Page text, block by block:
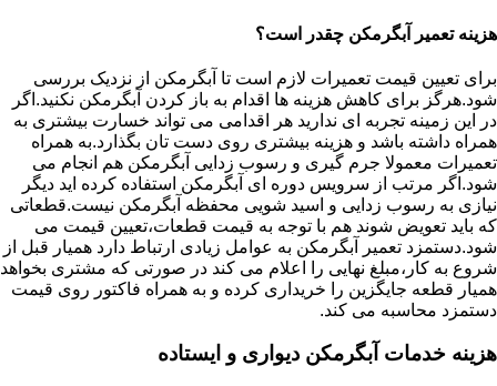
هزینه تعمیر آبگرمکن چقدر است؟
برای تعیین قیمت تعمیرات لازم است تا آبگرمکن از نزدیک بررسی
شود.هرگز برای کاهش هزینه ها اقدام به باز کردن آبگرمکن نکنید.اگر
در این زمینه تجربه ای ندارید هر اقدامی می تواند خسارت بیشتری به
همراه داشته باشد و هزینه بیشتری روی دست تان بگذارد.به همراه
تعمیرات معمولا جرم گیری و رسوب زدایی آبگرمکن هم انجام می
شود.اگر مرتب از سرویس دوره ای آبگرمکن استفاده کرده اید دیگر
نیازی به رسوب زدایی و اسید شویی محفظه آبگرمکن نیست.قطعاتی
که باید تعویض شوند هم با توجه به قیمت قطعات،تعیین قیمت می
شود.دستمزد تعمیر آبگرمکن به عوامل زیادی ارتباط دارد همیار قبل از
شروع به کار،مبلغ نهایی را اعلام می کند در صورتی که مشتری بخواهد
همیار قطعه جایگزین را خریداری کرده و به همراه فاکتور روی قیمت
دستمزد محاسبه می کند.
هزینه خدمات آبگرمکن دیواری و ایستاده